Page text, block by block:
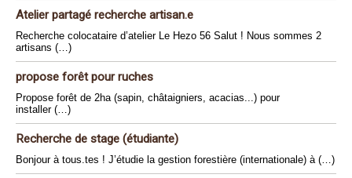
Atelier partagé recherche artisan.e
Recherche colocataire d’atelier Le Hezo 56 Salut ! Nous sommes 2
artisans (…)
propose forêt pour ruches
Propose forêt de 2ha (sapin, châtaigniers, acacias...) pour
installer (…)
Recherche de stage (étudiante)
Bonjour à tous.tes ! J’étudie la gestion forestière (internationale) à (…)